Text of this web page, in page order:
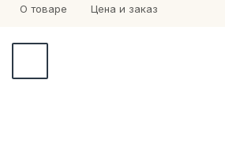
О товаре Цена и заказ